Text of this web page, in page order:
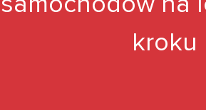
kroku